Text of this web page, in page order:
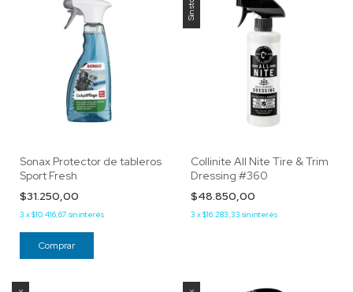
Sonax Protector de tableros
Sport Fresh
$31.250,00
3 x$10.416,67 sin interés
Collinite All Nite Tire & Trim
Dressing #360
$48.850,00
3 x$16.283,33 sin interés